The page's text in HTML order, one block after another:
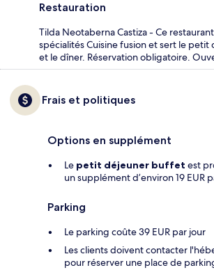
Restauration
Tilda Neotaberna Castiza - Ce
spécialités Cuisine fusion et sert le
et le dîner. Réservation obligatoire.
Frais et politiques
Options en supplément
Le petit déjeuner buffet est
un supplément d’environ 19 EUR
Parking
Le parking coûte 39 EUR par jour
Les clients doivent contacter
pour réserver une place de